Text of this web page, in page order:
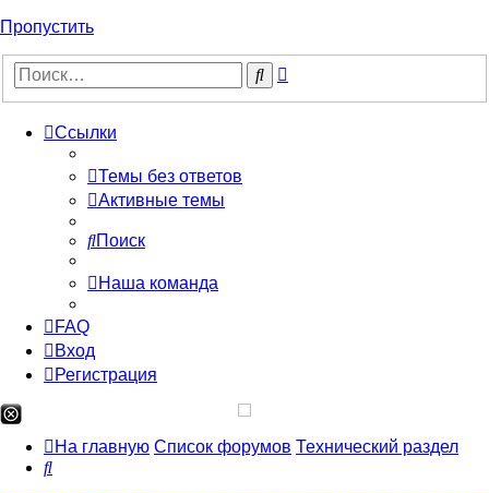
Пропустить
Поиск
Ссылки
Темы без ответов
Активные темы
Поиск
Наша команда
FAQ
Вход
Регистрация
На главную Список форумов Технический раздел
Поиск